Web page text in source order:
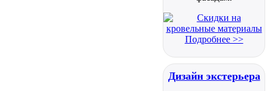
Подробнее >>
Дизайн экстерьера